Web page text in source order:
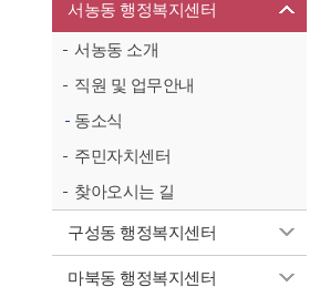
서농동 행정복지센터
서농동 소개
직원 및 업무안내
동소식
주민자치센터
찾아오시는 길
구성동 행정복지센터
마북동 행정복지센터